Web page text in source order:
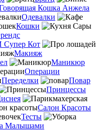
Кошка Анжела
Одевалки
Кошки
Супер Кот
Макияж
Маникюр
Операции
Переделки
Повар
Принцессы
Салон Красоты
Тесты
Малышами